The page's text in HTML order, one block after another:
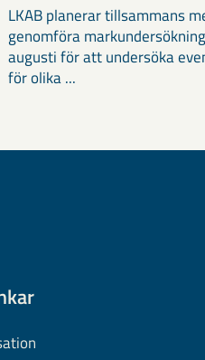
LKAB planerar tillsammans
genomföra
augusti för att undersöka
för olika ...